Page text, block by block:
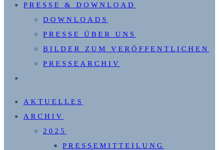
PRESSE & DOWNLOAD
DOWNLOADS
PRESSE ÜBER UNS
BILDER ZUM VERÖFFENTLICHEN
PRESSEARCHIV
UMSCHALTEN
AKTUELLES
ARCHIV
2025
PRESSEMITTEILUNG